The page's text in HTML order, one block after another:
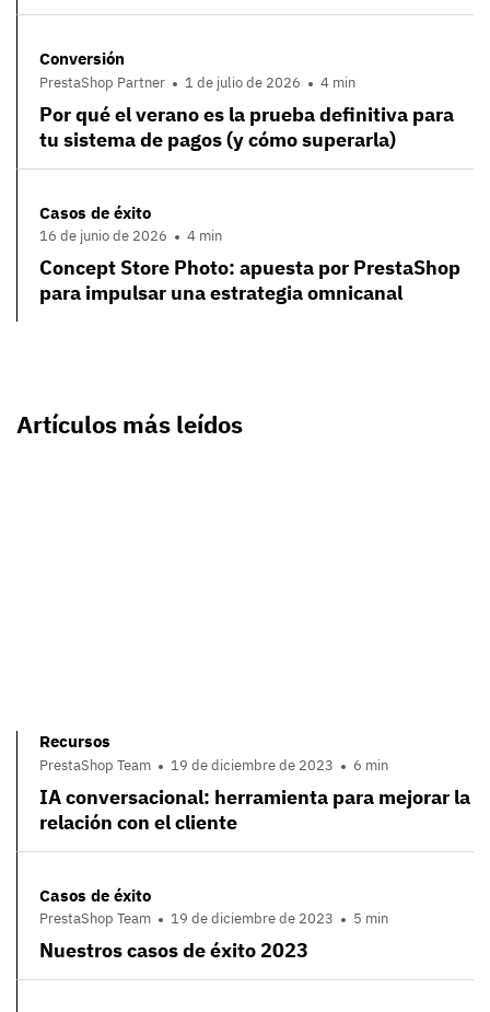
Conversión
PrestaShop Partner 1 de julio de 2026 4 min
Por qué el verano es la prueba definitiva para
tu sistema de pagos (y cómo superarla)
Casos de éxito
16 de junio de 2026 4 min
Concept Store Photo: apuesta por PrestaShop
para impulsar una estrategia omnicanal
Artículos más leídos
Recursos
PrestaShop Team 19 de diciembre de 2023 6 min
IA conversacional: herramienta para mejorar la
relación con el cliente
Casos de éxito
PrestaShop Team 19 de diciembre de 2023 5 min
Nuestros casos de éxito 2023